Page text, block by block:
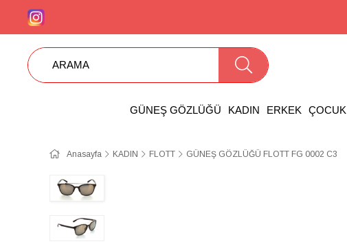
GÜNEŞ GÖZLÜĞÜ KADIN ERKEK ÇOCUK
Anasayfa KADIN FLOTT GÜNEŞ GÖZLÜĞÜ FLOTT FG 0002 C3